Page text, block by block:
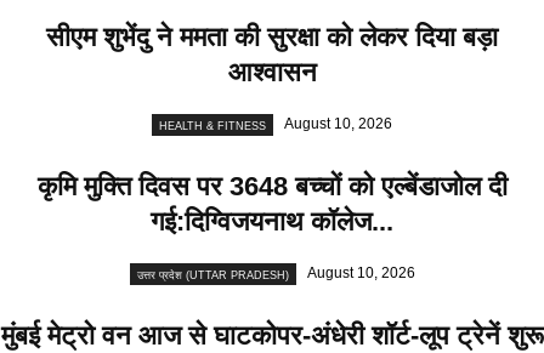
सीएम शुभेंदु ने ममता की सुरक्षा को लेकर दिया बड़ा
आश्वासन
HEALTH & FITNESS August 10, 2026
कृमि मुक्ति दिवस पर 3648 बच्चों को एल्बेंडाजोल दी
गई:दिग्विजयनाथ कॉलेज...
उत्तर प्रदेश (UTTAR PRADESH) August 10, 2026
मुंबई मेट्रो वन आज से घाटकोपर-अंधेरी शॉर्ट-लूप ट्रेनें शुरू